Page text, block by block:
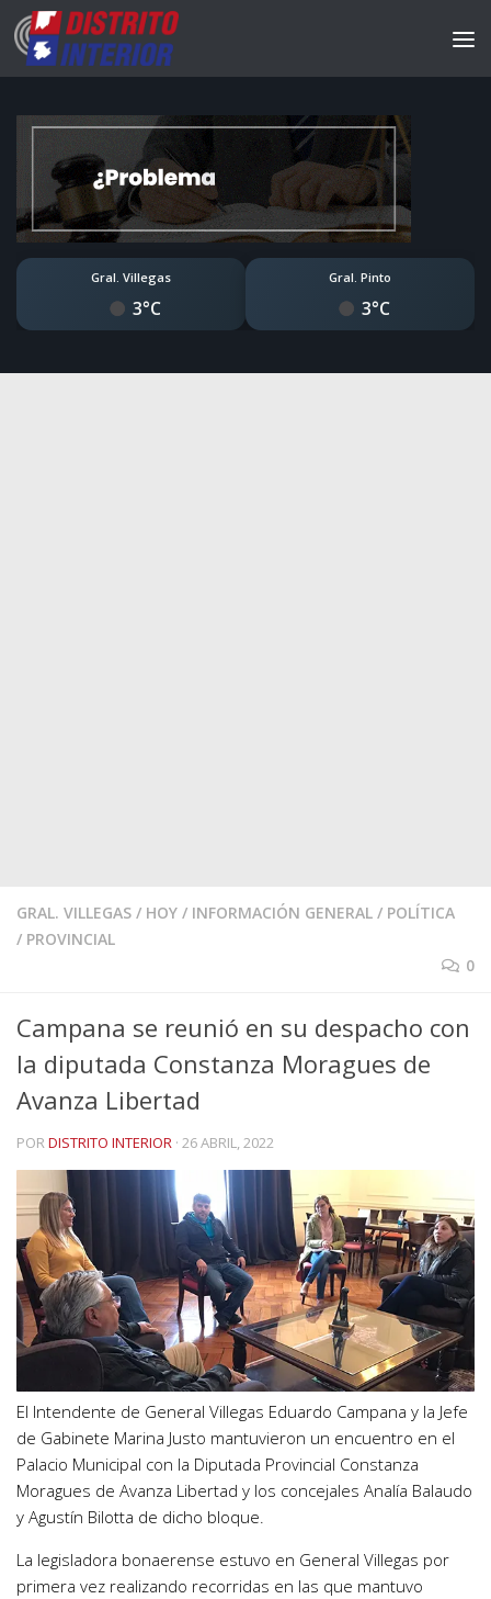
Gral. Villegas
3°C
Gral. Pinto
3°C
GRAL. VILLEGAS / HOY / INFORMACIÓN GENERAL / POLÍTICA
/ PROVINCIAL
0
Campana se reunió en su despacho con
la diputada Constanza Moragues de
Avanza Libertad
PORDISTRITO INTERIOR · 26 ABRIL, 2022
El Intendente de General Villegas Eduardo Campana y la Jefe
de Gabinete Marina Justo mantuvieron un encuentro en el
Palacio Municipal con la Diputada Provincial Constanza
Moragues de Avanza Libertad y los concejales Analía Balaudo
y Agustín Bilotta de dicho bloque.
La legisladora bonaerense estuvo en General Villegas por
primera vez realizando recorridas en las que mantuvo